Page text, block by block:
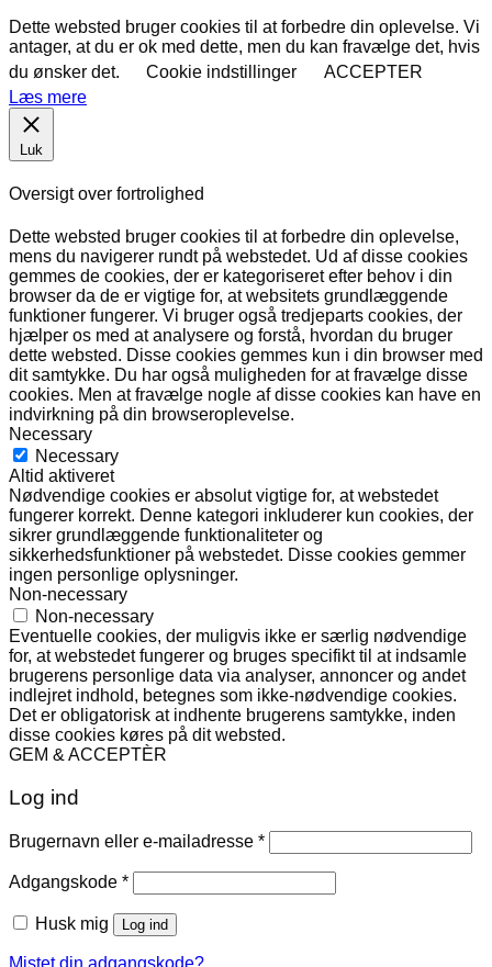
Dette websted bruger cookies til at forbedre din oplevelse. Vi
antager, at du er ok med dette, men du kan fravælge det, hvis
du ønsker det.
Cookie indstillinger
ACCEPTER
Læs mere
Luk
Oversigt over fortrolighed
Dette websted bruger cookies til at forbedre din oplevelse,
mens du navigerer rundt på webstedet. Ud af disse cookies
gemmes de cookies, der er kategoriseret efter behov i din
browser da de er vigtige for, at websitets grundlæggende
funktioner fungerer. Vi bruger også tredjeparts cookies, der
hjælper os med at analysere og forstå, hvordan du bruger
dette websted. Disse cookies gemmes kun i din browser med
dit samtykke. Du har også muligheden for at fravælge disse
cookies. Men at fravælge nogle af disse cookies kan have en
indvirkning på din browseroplevelse.
Necessary
Necessary
Altid aktiveret
Nødvendige cookies er absolut vigtige for, at webstedet
fungerer korrekt. Denne kategori inkluderer kun cookies, der
sikrer grundlæggende funktionaliteter og
sikkerhedsfunktioner på webstedet. Disse cookies gemmer
ingen personlige oplysninger.
Non-necessary
Non-necessary
Eventuelle cookies, der muligvis ikke er særlig nødvendige
for, at webstedet fungerer og bruges specifikt til at indsamle
brugerens personlige data via analyser, annoncer og andet
indlejret indhold, betegnes som ikke-nødvendige cookies.
Det er obligatorisk at indhente brugerens samtykke, inden
disse cookies køres på dit websted.
GEM & ACCEPTÈR
Log ind
Brugernavn eller e-mailadresse *Påkrævet
Adgangskode *Påkrævet
Husk mig Log ind
Mistet din adgangskode?